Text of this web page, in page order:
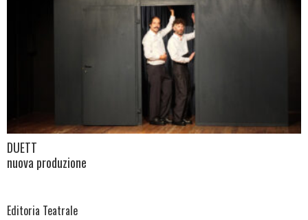
DUETT
nuova produzione
Editoria Teatrale